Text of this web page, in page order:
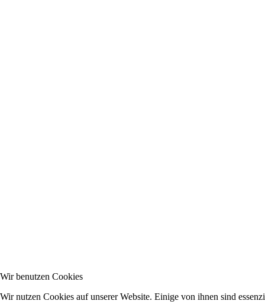
Wir benutzen Cookies
Wir nutzen Cookies auf unserer Website. Einige von ihnen sind